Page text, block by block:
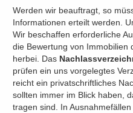
Werden wir beauftragt, so
Informationen erteilt werden.
Wir beschaffen erforderliche
die Bewertung von Immobilien
herbei. Das
prüfen ein uns vorgelegtes
reicht ein privatschriftliches
sollten immer im Blick haben,
tragen sind. In